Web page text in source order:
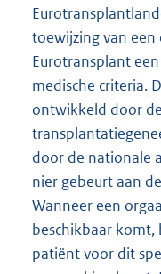
toewijzing van
Eurotransplant
medische criteria.
ontwikkeld door
door de nationale
nier gebeurt aan
Wanneer een
beschikbaar
patiënt voor dit